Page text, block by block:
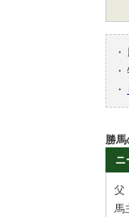
・
・
・
勝
ニ
父
馬